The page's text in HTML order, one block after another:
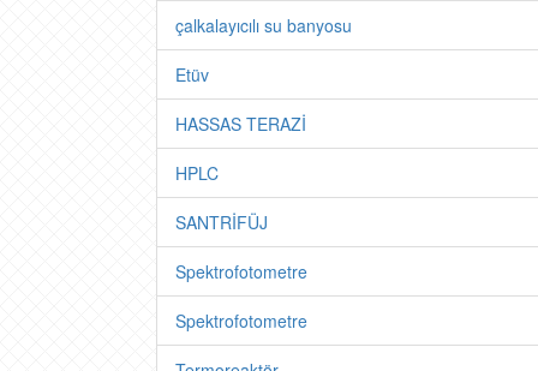
çalkalayıcılı su banyosu
Etüv
HASSAS TERAZİ
HPLC
SANTRİFÜJ
Spektrofotometre
Spektrofotometre